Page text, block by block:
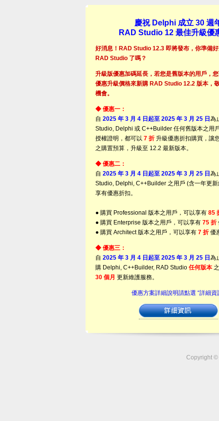
慶祝 Delphi 成立 30 週
RAD Studio 12 最佳升級優
好消息！RAD Studio 12.3 即將發布，你準備
RAD Studio 了嗎？
升級版優惠加碼延長，若您是舊版本的用戶，
優惠升級價格來新購 RAD Studio 12.2 版本，
機會。
◆ 優惠一：
自 2025 年 3 月 4 日起至 2025 年 3 月 25 日 為
Studio, Delphi 或 C++Builder 任何舊版本之用
授權證明，都可以 7 折升級優惠折扣購買，讓
之購置預算，升級至 12.2 最新版本。
◆ 優惠二：
自 2025 年 3 月 4 日起至 2025 年 3 月 25 日 為
Studio, Delphi, C++Builder 之用戶 (含一年更
享有優惠折扣。
● 購買 Professional 版本之用戶，可以享有 85
● 購買 Enterprise 版本之用戶，可以享有 75 折
● 購買 Architect 版本之用戶，可以享有 7 折優
◆ 優惠三：
自 2025 年 3 月 4 日起至 2025 年 3 月 25 日 為
購 Delphi, C++Builder, RAD Studio 任何版本之
30 個月 更新維護服務。
優惠方案詳細說明請點選 “詳細資
Copyright ©